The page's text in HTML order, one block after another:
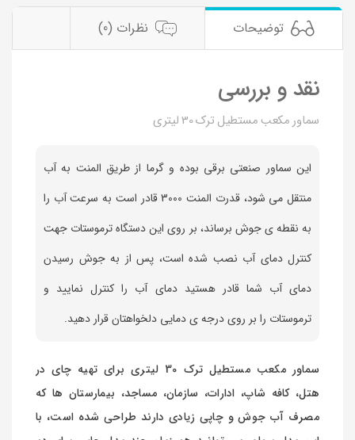
توضیحات نظرات (0)
نقد و بررسی
سماور مکعب مستطیل ترک 30 لیتری
این سماور صنعتی برقی بوده و گرما از طریق المنت به آب
منتقل می شود، قدرت المنت 3000 قادر است به سرعت آب را
به نقطه ی جوش برساند، بر روی این دستگاه ترموستات جهت
کنترل دمای آب نصب شده است، پس از به جوش رسیدن
دمای آب شما قادر هستید دمای آب را کنترل نمایید و
ترموستات را بر روی درجه ی دمایی دلخواهتان قرار دهید.
سماور مکعب مستطیل ترک 30 لیتری برای تهیه چای در
هتل، کافه شاپ، ادارات، سازمان، مساجد، بیمارستان ها که
مصرف آب جوش و چاپی زیادی دارند طراحی شده است، با
اشتراک گذاری در شبکه های اجتماعی
تصاویر رسمی
سماور مکعب